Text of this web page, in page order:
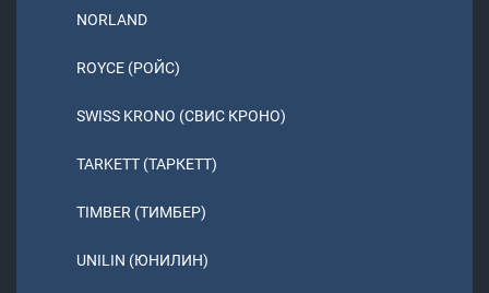
NORLAND
ROYCE (РОЙС)
SWISS KRONO (СВИС КРОНО)
TARKETT (ТАРКЕТТ)
TIMBER (ТИМБЕР)
UNILIN (ЮНИЛИН)